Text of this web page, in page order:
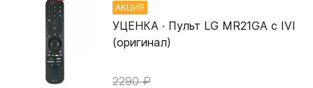
АКЦИЯ
УЦЕНКА · Пульт LG MR21GA с IVI
(оригинал)
2290 ₽